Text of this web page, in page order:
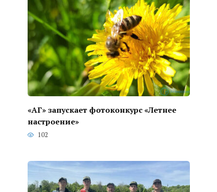
«АГ» запускает фотоконкурс «Летнее
настроение»
102